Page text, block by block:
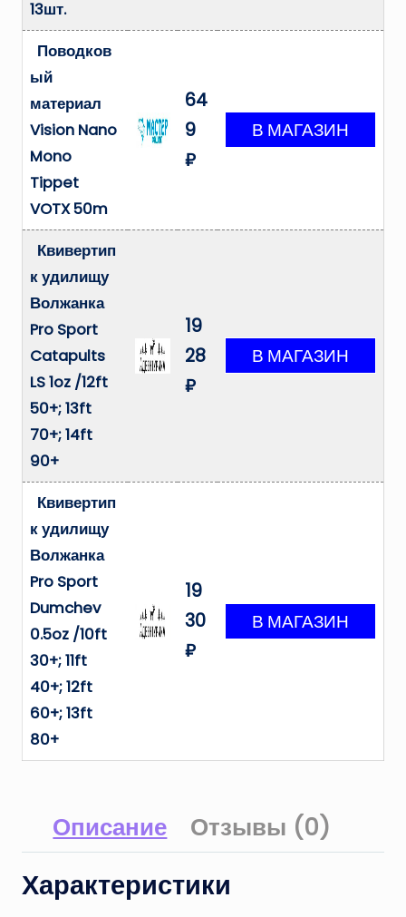
13шт.
Поводков
ый
материал
Vision Nano
Mono
Tippet
VOTX 50m
64
9
₽
Квивертип
к удилищу
Волжанка
Pro Sport
Catapults
LS 1oz /12ft
50+; 13ft
70+; 14ft
90+
19
28
₽
Квивертип
к удилищу
Волжанка
Pro Sport
Dumchev
0.5oz /10ft
30+; 11ft
40+; 12ft
60+; 13ft
80+
19
30
₽
Описание Отзывы (0)
Характеристики